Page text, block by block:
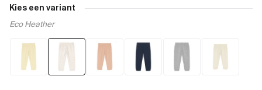
Kies een variant
Eco Heather